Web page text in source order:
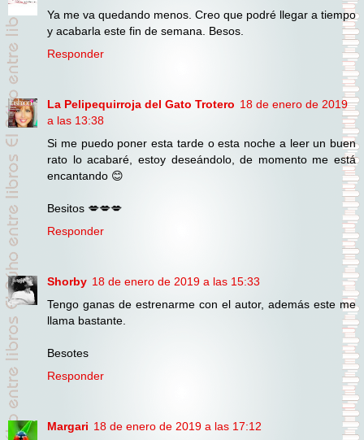
Ya me va quedando menos. Creo que podré llegar a tiempo
y acabarla este fin de semana. Besos.
Responder
La Pelipequirroja del Gato Trotero 18 de enero de 2019
a las 13:38
Si me puedo poner esta tarde o esta noche a leer un buen
rato lo acabaré, estoy deseándolo, de momento me está
encantando 😊
Besitos 💋💋💋
Responder
Shorby 18 de enero de 2019 a las 15:33
Tengo ganas de estrenarme con el autor, además este me
llama bastante.
Besotes
Responder
Margari 18 de enero de 2019 a las 17:12